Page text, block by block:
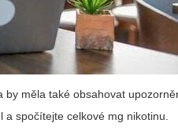
měla také obsahovat
spočítejte celkové mg nikotinu.